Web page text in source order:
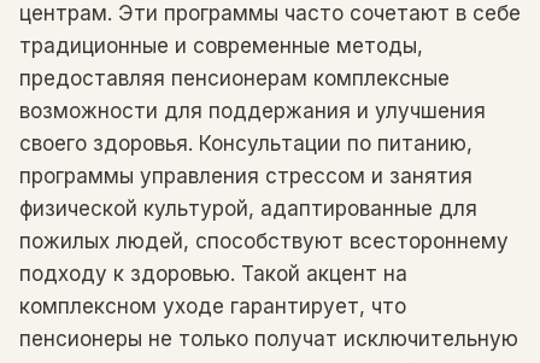
центрам. Эти программы часто сочетают в себе
традиционные и современные методы,
предоставляя пенсионерам комплексные
возможности для поддержания и улучшения
своего здоровья. Консультации по питанию,
программы управления стрессом и занятия
физической культурой, адаптированные для
пожилых людей, способствуют всестороннему
подходу к здоровью. Такой акцент на
комплексном уходе гарантирует, что
пенсионеры не только получат исключительную